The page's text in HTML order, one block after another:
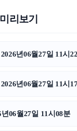
리보기
년06월27일 11시
년06월27일 11시
06월27일 11시08분